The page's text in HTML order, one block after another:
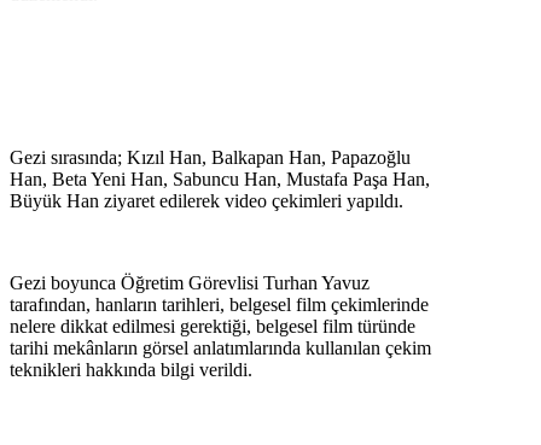
Gezi sırasında; Kızıl Han, Balkapan Han, Papazoğlu
Han, Beta Yeni Han, Sabuncu Han, Mustafa Paşa Han,
Büyük Han ziyaret edilerek video çekimleri yapıldı.
Gezi boyunca Öğretim Görevlisi Turhan Yavuz
tarafından, hanların tarihleri, belgesel film çekimlerinde
nelere dikkat edilmesi gerektiği, belgesel film türünde
tarihi mekânların görsel anlatımlarında kullanılan çekim
teknikleri hakkında bilgi verildi.